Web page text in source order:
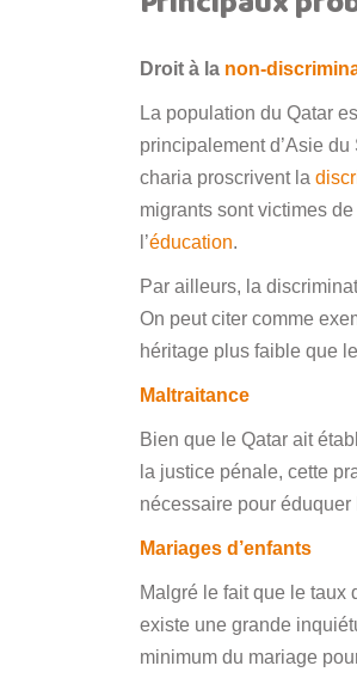
Droit à la non-
La population du Qatar
principalement d’Asie
charia proscrivent la
migrants sont victimes
l’éducation.
Par ailleurs, la
On peut citer comme
héritage plus faible que
Maltraitance
Bien que le Qatar ait
la justice pénale, cette
nécessaire pour éduquer
Mariages d’enfants
Malgré le fait que le taux
existe une grande
minimum du mariage